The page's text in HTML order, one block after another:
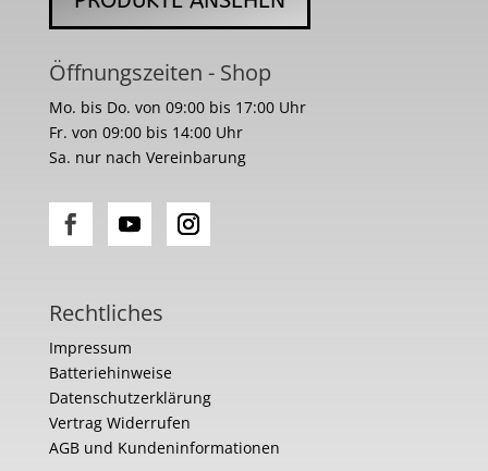
Öffnungszeiten - Shop
Mo. bis Do. von 09:00 bis 17:00 Uhr
Fr. von 09:00 bis 14:00 Uhr
Sa. nur nach Vereinbarung
Rechtliches
Impressum
Batteriehinweise
Datenschutzerklärung
Vertrag Widerrufen
AGB und Kundeninformationen